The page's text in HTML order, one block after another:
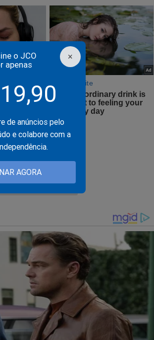
×
o JCO
apenas
de anúncios pelo
e colabore com a
AGORA
demais criminosos “injustamente presos”,
BRASIL NUMA REPÚBLICA DE BANDIDOS."